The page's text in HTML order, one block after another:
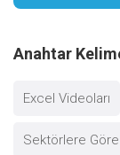
Anahtar
Excel Videoları
Sektörlere Göre